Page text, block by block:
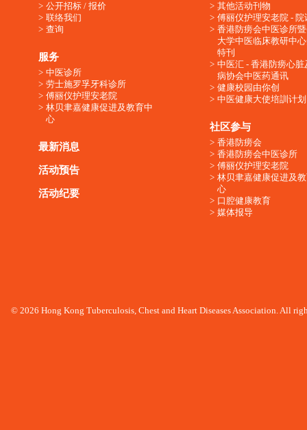
公开招标 / 报价
联络我们
查询
服务
中医诊所
劳士施罗孚牙科诊所
傅丽仪护理安老院
林贝聿嘉健康促进及教育中
心
最新消息
活动预告
活动纪要
其他活动刊物
傅丽仪护理安老院 - 院
香港防痨会中医诊所
大学中医临床教研中
特刊
中医汇 - 香港防痨心脏
病协会中医药通讯
健康校园由你创
中医健康大使培訓计划
社区参与
香港防痨会
香港防痨会中医诊所
傅丽仪护理安老院
林贝聿嘉健康促进及
心
口腔健康教育
媒体报导
© 2026 Hong Kong Tuberculosis, Chest and Heart Diseases Association. All